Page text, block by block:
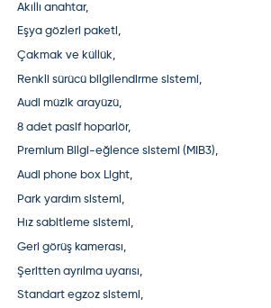
Akıllı anahtar,
Eşya gözleri paketi,
Çakmak ve küllük,
Renkli sürücü bilgilendirme sistemi,
Audi müzik arayüzü,
8 adet pasif hoparlör,
Premium Bilgi-eğlence sistemi (MIB3),
Audi phone box Light,
Park yardım sistemi,
Hız sabitleme sistemi,
Geri görüş kamerası,
Şeritten ayrılma uyarısı,
Standart egzoz sistemi,